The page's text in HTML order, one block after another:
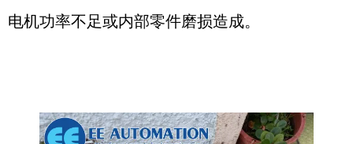
电机功率不足或内部零件磨损造成。